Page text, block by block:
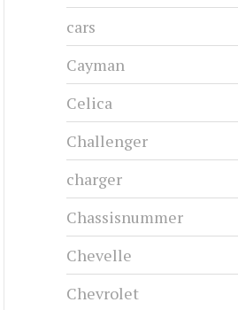
cars
Cayman
Celica
Challenger
charger
Chassisnummer
Chevelle
Chevrolet